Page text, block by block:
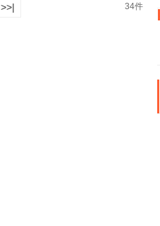
>>| 34件